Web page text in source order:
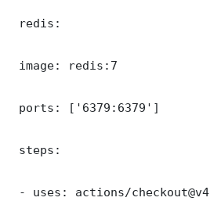
redis:
image: redis:7
ports: ['6379:6379']
steps:
- uses: actions/checkout@v4